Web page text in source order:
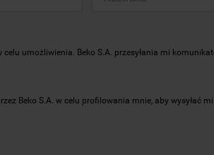
umożliwienia. Beko S.A. przesyłania mi
Beko S.A. w celu profilowania mnie, aby wysyłać mi